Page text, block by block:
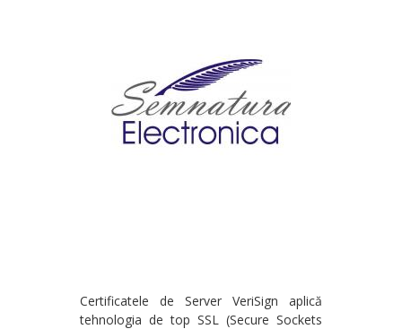
Certificatele de Server VeriSign aplică
tehnologia de top SSL (Secure Sockets